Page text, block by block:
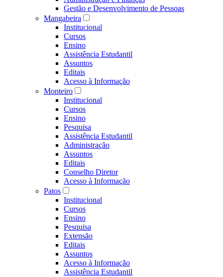
Gestão e Desenvolvimento de Pessoas
Mangabeira
Institucional
Cursos
Ensino
Assistência Estudantil
Assuntos
Editais
Acesso à Informação
Monteiro
Institucional
Cursos
Ensino
Pesquisa
Assistência Estudantil
Administração
Assuntos
Editais
Conselho Diretor
Acesso à Informação
Patos
Institucional
Cursos
Ensino
Pesquisa
Extensão
Editais
Assuntos
Acesso à Informação
Assistência Estudantil